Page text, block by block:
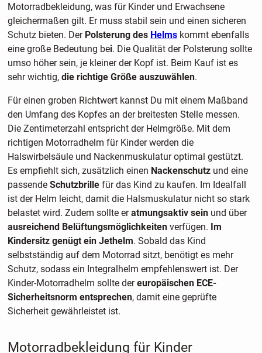
Motorradbekleidung, was für Kinder und Erwachsene
gleichermaßen gilt. Er muss stabil sein und einen sicheren
Schutz bieten. Der Polsterung des Helmskommt ebenfalls
eine große Bedeutung bei. Die Qualität der Polsterung sollte
umso höher sein, je kleiner der Kopf ist. Beim Kauf ist es
sehr wichtig, die richtige Größe auszuwählen.
Für einen groben Richtwert kannst Du mit einem Maßband
den Umfang des Kopfes an der breitesten Stelle messen.
Die Zentimeterzahl entspricht der Helmgröße. Mit dem
richtigen Motorradhelm für Kinder werden die
Halswirbelsäule und Nackenmuskulatur optimal gestützt.
Es empfiehlt sich, zusätzlich einen Nackenschutzund eine
passende Schutzbrillefür das Kind zu kaufen. Im Idealfall
ist der Helm leicht, damit die Halsmuskulatur nicht so stark
belastet wird. Zudem sollte eratmungsaktiv seinund über
ausreichend Belüftungsmöglichkeitenverfügen. Im
Kindersitz genügt ein Jethelm. Sobald das Kind
selbstständig auf dem Motorrad sitzt, benötigt es mehr
Schutz, sodass ein Integralhelm empfehlenswert ist. Der
Kinder-Motorradhelm sollte dereuropäischen ECE-
Sicherheitsnorm entsprechen, damit eine geprüfte
Sicherheit gewährleistet ist.
Motorradbekleidung für Kinder